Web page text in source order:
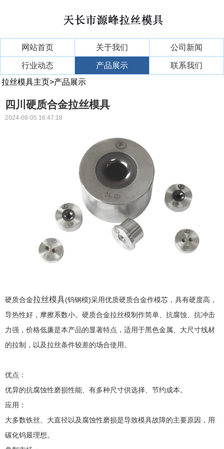
网站首页 关于我们 公司新闻
行业动态 产品展示
联系我们
拉丝模具主页>产品展示
四川硬质合金拉丝模具
2024-08-05 16:47:18
硬质合金拉丝模具(钨钢模)采用优质硬质合金作模芯，具有硬度高，
导热性好，摩擦系数小。硬质合金拉丝模制作简单、抗腐蚀、抗冲击
力强，价格低廉是本产品的显著特点，适用于黑色金属、大尺寸线材
的拉制，以及拉丝条件较差的场合使用。
优点：
优异的抗腐蚀性磨损性能、有多种尺寸供选择、节约成本。
应用：
大多数铁丝、大直径以及腐蚀性磨损是导致模具故障的主要原因，用
碳化钨最理想。